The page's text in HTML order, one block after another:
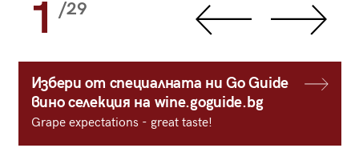
1 /29
Избери от специалната ни Go Guide
вино селекция на wine.goguide.bg
Grape expectations - great taste!